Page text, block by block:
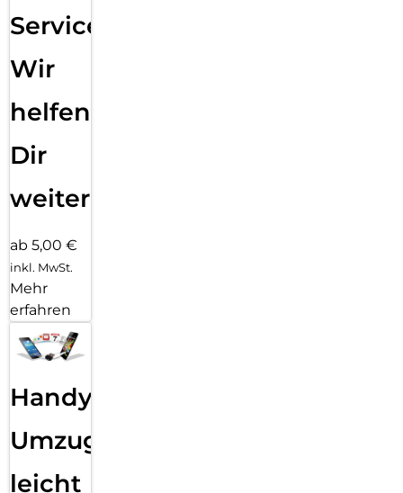
Service:
Wir
helfen
Dir
weiter
ab 5,00 €
inkl. MwSt.
Mehr
erfahren
Handy
Umzug
leicht